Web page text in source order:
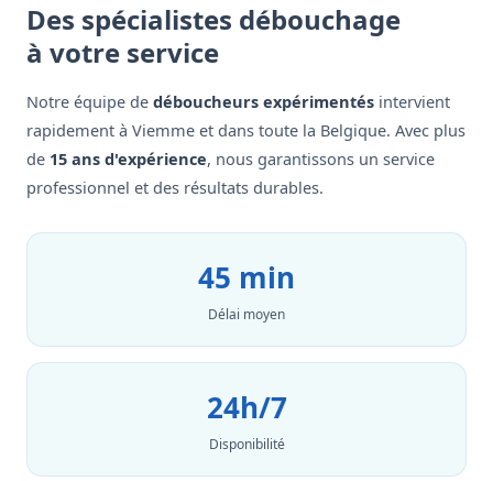
Des spécialistes débouchage
à votre service
Notre équipe de déboucheurs expérimentés intervient
rapidement à Viemme et dans toute la Belgique. Avec plus
de 15 ans d'expérience, nous garantissons un service
professionnel et des résultats durables.
45 min
Délai moyen
24h/7
Disponibilité